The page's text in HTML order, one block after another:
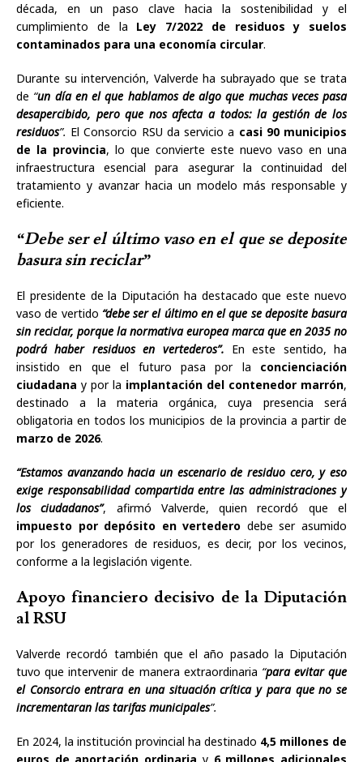
década, en un paso clave hacia la sostenibilidad y el
cumplimiento de la Ley 7/2022 de residuos y suelos
contaminados para una economía circular.
Durante su intervención, Valverde ha subrayado que se trata
de “un día en el que hablamos de algo que muchas veces pasa
desapercibido, pero que nos afecta a todos: la gestión de los
residuos”. El Consorcio RSU da servicio a casi 90 municipios
de la provincia, lo que convierte este nuevo vaso en una
infraestructura esencial para asegurar la continuidad del
tratamiento y avanzar hacia un modelo más responsable y
eficiente.
“Debe ser el último vaso en el que se deposite
basura sin reciclar”
El presidente de la Diputación ha destacado que este nuevo
vaso de vertido “debe ser el último en el que se deposite basura
sin reciclar, porque la normativa europea marca que en 2035 no
podrá haber residuos en vertederos”. En este sentido, ha
insistido en que el futuro pasa por la concienciación
ciudadana y por la implantación del contenedor marrón,
destinado a la materia orgánica, cuya presencia será
obligatoria en todos los municipios de la provincia a partir de
marzo de 2026.
“Estamos avanzando hacia un escenario de residuo cero, y eso
exige responsabilidad compartida entre las administraciones y
los ciudadanos”, afirmó Valverde, quien recordó que el
impuesto por depósito en vertedero debe ser asumido
por los generadores de residuos, es decir, por los vecinos,
conforme a la legislación vigente.
Apoyo financiero decisivo de la Diputación
al RSU
Valverde recordó también que el año pasado la Diputación
tuvo que intervenir de manera extraordinaria “para evitar que
el Consorcio entrara en una situación crítica y para que no se
incrementaran las tarifas municipales”.
En 2024, la institución provincial ha destinado 4,5 millones de